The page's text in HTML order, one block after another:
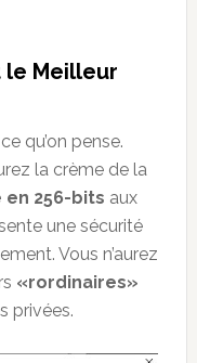
le Meilleur
qu’on pense.
la crème de la
256-bits aux
une sécurité
Vous n’aurez
«rordinaires»
privées.